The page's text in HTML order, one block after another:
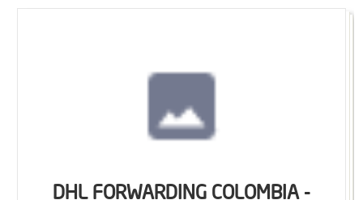
DHL FORWARDING COLOMBIA -